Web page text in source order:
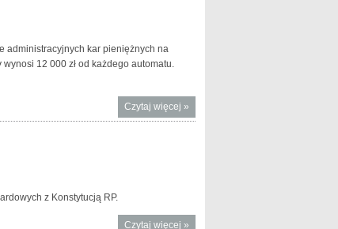
administracyjnych kar pieniężnych na
12 000 zł od każdego automatu.
Czytaj więcej o Sankcje za
nielegalne
»
z Konstytucją RP.
Czytaj więcej o TK:
»